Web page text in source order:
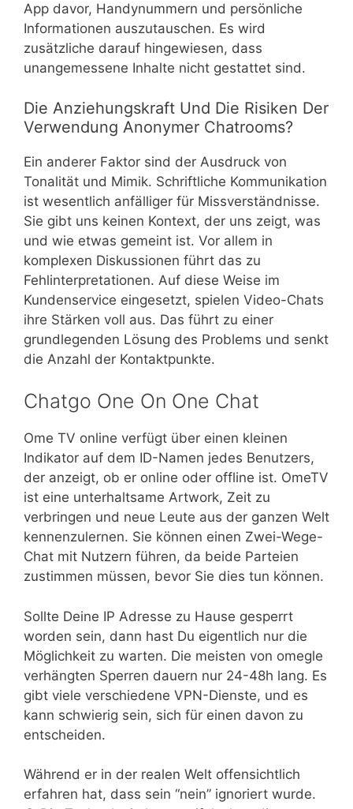
App davor, Handynummern und persönliche
Informationen auszutauschen. Es wird
zusätzliche darauf hingewiesen, dass
unangemessene Inhalte nicht gestattet sind.
Die Anziehungskraft Und Die Risiken Der
Verwendung Anonymer Chatrooms?
Ein anderer Faktor sind der Ausdruck von
Tonalität und Mimik. Schriftliche Kommunikation
ist wesentlich anfälliger für Missverständnisse.
Sie gibt uns keinen Kontext, der uns zeigt, was
und wie etwas gemeint ist. Vor allem in
komplexen Diskussionen führt das zu
Fehlinterpretationen. Auf diese Weise im
Kundenservice eingesetzt, spielen Video-Chats
ihre Stärken voll aus. Das führt zu einer
grundlegenden Lösung des Problems und senkt
die Anzahl der Kontaktpunkte.
Chatgo One On One Chat
Ome TV online verfügt über einen kleinen
Indikator auf dem ID-Namen jedes Benutzers,
der anzeigt, ob er online oder offline ist. OmeTV
ist eine unterhaltsame Artwork, Zeit zu
verbringen und neue Leute aus der ganzen Welt
kennenzulernen. Sie können einen Zwei-Wege-
Chat mit Nutzern führen, da beide Parteien
zustimmen müssen, bevor Sie dies tun können.
Sollte Deine IP Adresse zu Hause gesperrt
worden sein, dann hast Du eigentlich nur die
Möglichkeit zu warten. Die meisten von omegle
verhängten Sperren dauern nur 24-48h lang. Es
gibt viele verschiedene VPN-Dienste, und es
kann schwierig sein, sich für einen davon zu
entscheiden.
Während er in der realen Welt offensichtlich
erfahren hat, dass sein “nein” ignoriert wurde.